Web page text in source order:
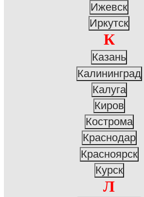
Ижевск
Иркутск
К
Казань
Калининград
Калуга
Киров
Кострома
Краснодар
Красноярск
Курск
Л